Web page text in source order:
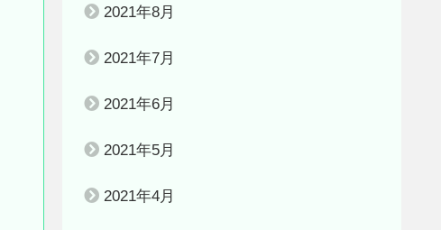
2021年8月
2021年7月
2021年6月
2021年5月
2021年4月